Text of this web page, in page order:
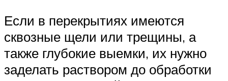
Если в перекрытиях имеются
сквозные щели или трещины, а
также глубокие выемки, их нужно
заделать раствором до обработки